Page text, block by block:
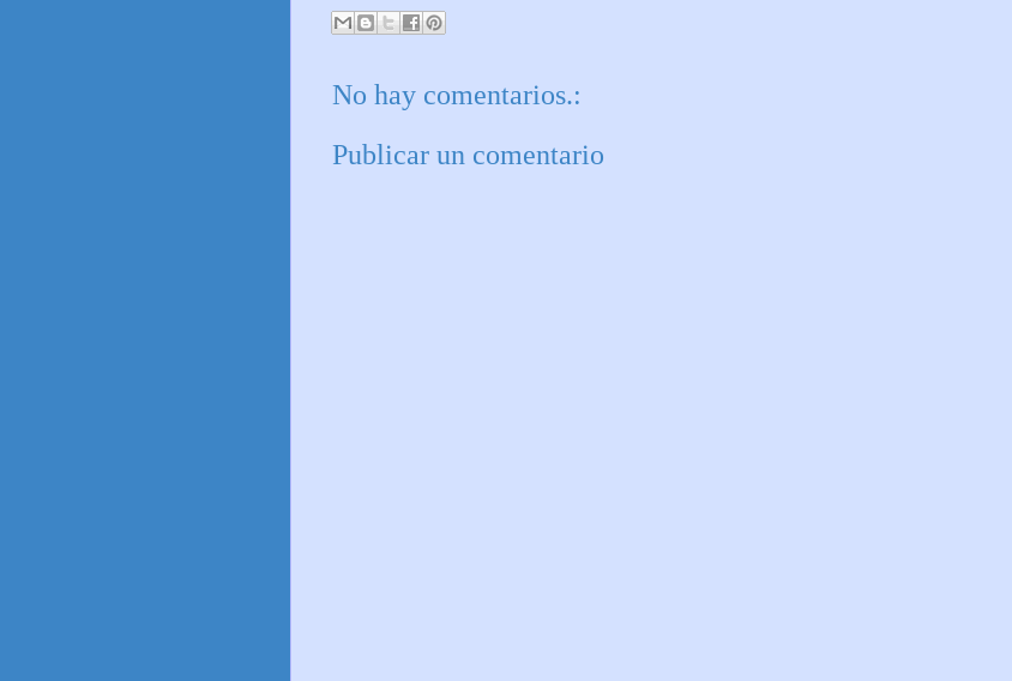
No hay comentarios.:
Publicar un comentario